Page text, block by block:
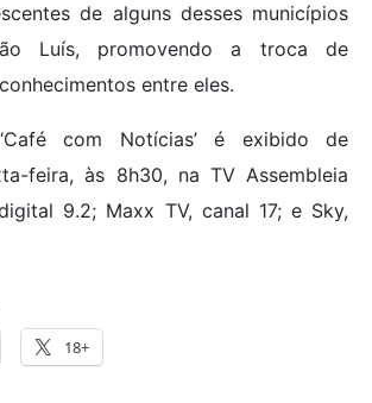
de alguns desses municípios
Luís, promovendo a troca de
entre eles.
com Notícias’ é exibido de
feira, às 8h30, na TV Assembleia
9.2; Maxx TV, canal 17; e Sky,
18+